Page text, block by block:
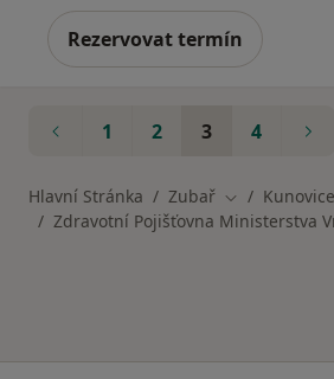
Rezervovat termín
1 2 3 4
Hlavní Stránka Zubař Změna města
Kunovice
Zdravotní Pojišťovna Ministerstva